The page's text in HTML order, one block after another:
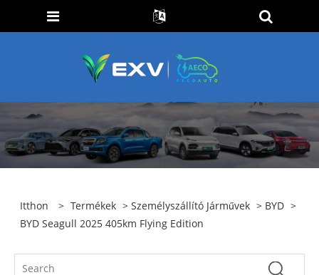
Itthon > Termékek >Személyszállító Járművek > BYD >
BYD Seagull 2025 405km Flying Edition